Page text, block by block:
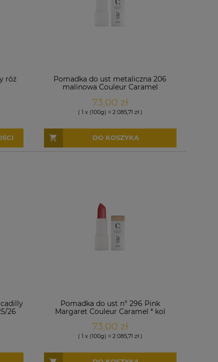
róż
Pomadka do ust metaliczna 206
malinowa Couleur Caramel
73,00 zł
( 1 x (100g) = 2 085,71 zł )
DO KOSZYKA
26
Pomadka do ust n° 296 Pink
Margaret Couleur Caramel * kol
73,00 zł
( 1 x (100g) = 2 085,71 zł )